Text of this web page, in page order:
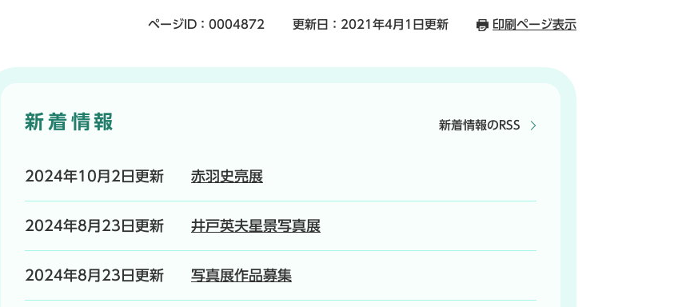
ページID：0004872 更新日：2021年4月1日更新 印刷ページ表示
新着情報
2024年10月2日更新 赤羽史亮展
2024年8月23日更新 井戸英夫星景写真展
2024年8月23日更新 写真展作品募集
新着情報のRSS